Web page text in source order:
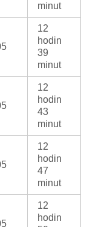
minut
12
hodin
39
minut
12
hodin
43
minut
12
hodin
47
minut
12
hodin